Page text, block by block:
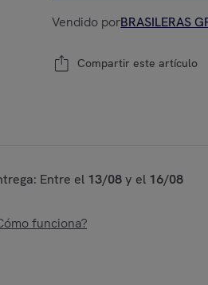
Vendido porBRASILERAS
Compartir este artículo
Entre el 13/08y el 16/08
funciona?